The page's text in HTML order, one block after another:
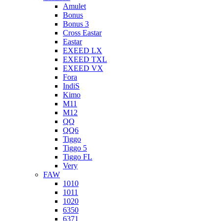
Amulet
Bonus
Bonus 3
Cross Eastar
Eastar
EXEED LX
EXEED TXL
EXEED VX
Fora
IndiS
Kimo
M11
M12
QQ
QQ6
Tiggo
Tiggo 5
Tiggo FL
Very
FAW
1010
1011
1020
6350
6371